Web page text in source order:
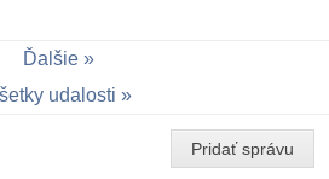
Ďalšie
udalosti
Pridať správu